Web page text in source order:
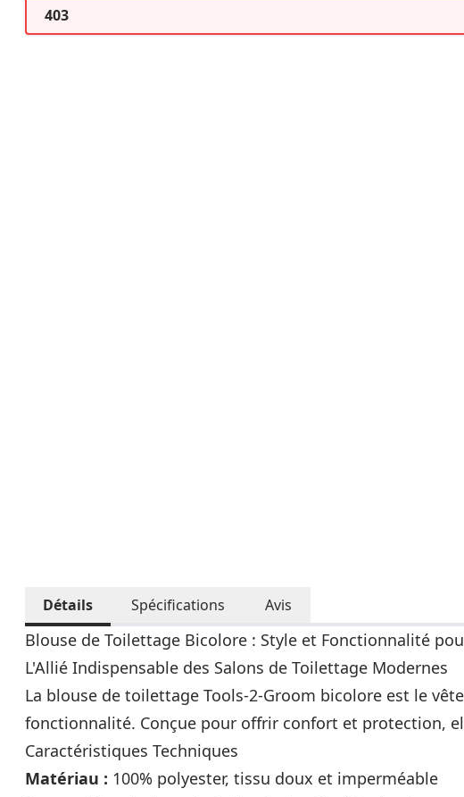
403
Détails Spécifications Avis
Blouse de Toilettage Bicolore : Style et Fonctionnalité
L'Allié Indispensable des Salons de Toilettage Modernes
La blouse de toilettage Tools-2-Groom bicolore est le
fonctionnalité. Conçue pour offrir confort et protection,
Caractéristiques Techniques
Matériau : 100% polyester, tissu doux et imperméable